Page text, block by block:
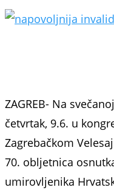
ZAGREB- Na
četvrtak, 9.6. u
Zagrebačkom
70. obljetnica
umirovljenika